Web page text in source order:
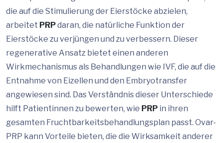
die auf die Stimulierung der Eierstöcke abzielen,
arbeitet PRPdaran, die natürliche Funktion der
Eierstöcke zu verjüngen und zu verbessern. Dieser
regenerative Ansatz bietet einen anderen
Wirkmechanismus als Behandlungen wie IVF, die auf die
Entnahme von Eizellen und den Embryotransfer
angewiesen sind. Das Verständnis dieser Unterschiede
hilft Patientinnen zu bewerten, wie PRP in ihren
gesamten Fruchtbarkeitsbehandlungsplan passt. Ovar-
PRP kann Vorteile bieten, die die Wirksamkeit anderer